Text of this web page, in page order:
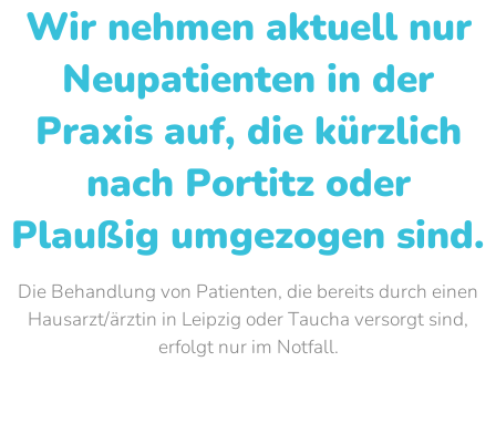
Wir nehmen aktuell nur
Neupatienten in der
Praxis auf, die kürzlich
nach Portitz oder
Plaußig umgezogen sind.
Die Behandlung von Patienten, die bereits durch einen
Hausarzt/ärztin in Leipzig oder Taucha versorgt sind,
erfolgt nur im Notfall.